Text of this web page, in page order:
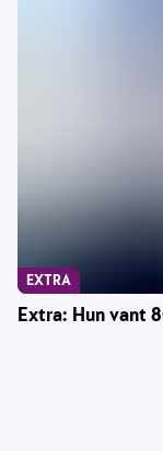
Extra: Hun vant
EXTRA